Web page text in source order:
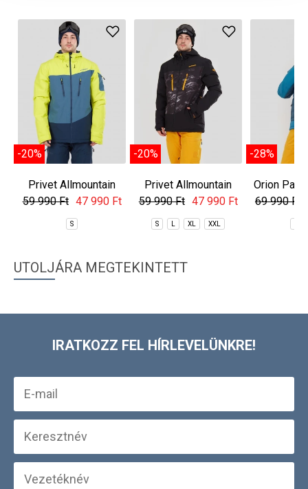
-20%
Privet Allmountain
Jacket
59 990 Ft 47 990 Ft
S
-20%
Privet Allmountain
Jacket
59 990 Ft 47 990 Ft
S XL XXL
-28%
Orion
69 990 Ft
UTOLJÁRA MEGTEKINTETT
IRATKOZZ FEL HÍRLEVELÜNKRE!